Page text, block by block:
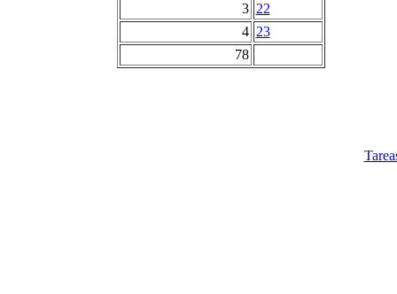
3 22
4 23
78